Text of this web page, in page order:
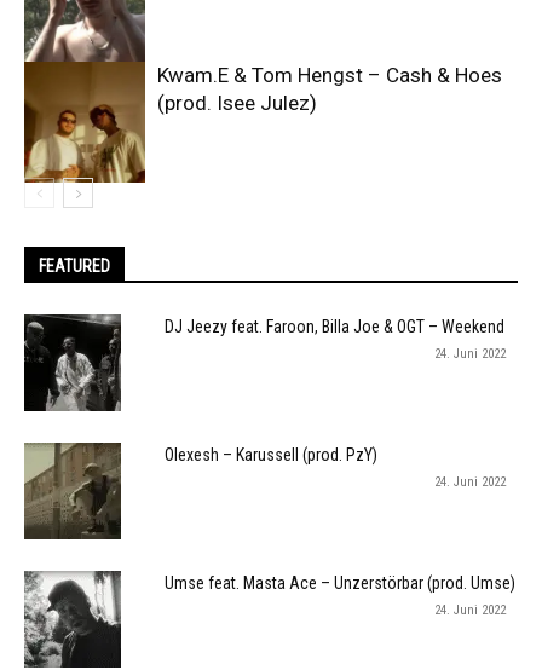
Kwam.E & Tom Hengst – Cash & Hoes
(prod. Isee Julez)
FEATURED
DJ Jeezy feat. Faroon, Billa Joe & OGT – Weekend
24. Juni 2022
Olexesh – Karussell (prod. PzY)
24. Juni 2022
Umse feat. Masta Ace – Unzerstörbar (prod. Umse)
24. Juni 2022